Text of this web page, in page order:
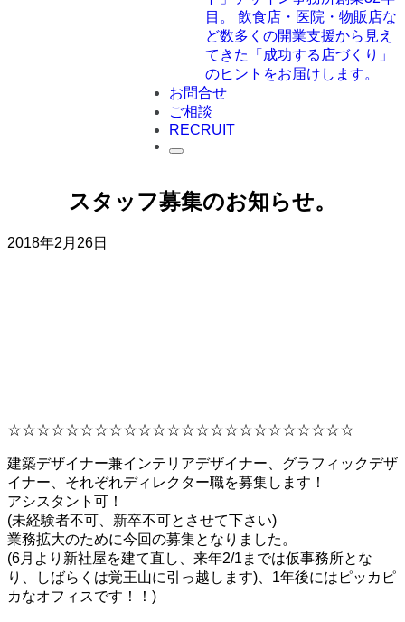
目。 飲食店・医院・物販店な
ど数多くの開業支援から見え
てきた「成功する店づくり」
のヒントをお届けします。
お問合せ
ご相談
RECRUIT
スタッフ募集のお知らせ。
2018年2月26日
☆☆☆☆☆☆☆☆☆☆☆☆☆☆☆☆☆☆☆☆☆☆☆☆
建築デザイナー兼インテリアデザイナー、グラフィックデザ
イナー、それぞれディレクター職を募集します！
アシスタント可！
(未経験者不可、新卒不可とさせて下さい)
業務拡大のために今回の募集となりました。
(6月より新社屋を建て直し、来年2/1までは仮事務所とな
り、しばらくは覚王山に引っ越します)、1年後にはピッカピ
カなオフィスです！！)